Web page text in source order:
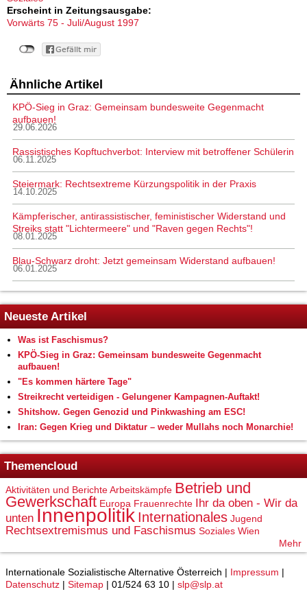
Erscheint in Zeitungsausgabe:
Vorwärts 75 - Juli/August 1997
Ähnliche Artikel
KPÖ-Sieg in Graz: Gemeinsam bundesweite Gegenmacht
aufbauen!
29.06.2026
Rassistisches Kopftuchverbot: Interview mit betroffener Schülerin
06.11.2025
Steiermark: Rechtsextreme Kürzungspolitik in der Praxis
14.10.2025
Kämpferischer, antirassistischer, feministischer Widerstand und
Streiks statt "Lichtermeere" und "Raven gegen Rechts"!
08.01.2025
Blau-Schwarz droht: Jetzt gemeinsam Widerstand aufbauen!
06.01.2025
Neueste Artikel
Was ist Faschismus?
KPÖ-Sieg in Graz: Gemeinsam bundesweite Gegenmacht
aufbauen!
"Es kommen härtere Tage"
Streikrecht verteidigen - Gelungener Kampagnen-Auftakt!
Shitshow. Gegen Genozid und Pinkwashing am ESC!
Iran: Gegen Krieg und Diktatur – weder Mullahs noch Monarchie!
Themencloud
Aktivitäten und BerichteArbeitskämpfe Betrieb und
Gewerkschaft Europa Frauenrechte
Ihr da oben - Wir da
unten Innenpolitik Internationales Jugend
Rechtsextremismus und Faschismus Soziales Wien
Mehr
Internationale Sozialistische Alternative Österreich | Impressum |
Datenschutz | Sitemap | 01/524 63 10 | slp@slp.at